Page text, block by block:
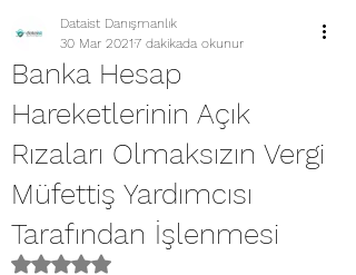
Banka Hesap
Hareketlerinin Açık
Rızaları Olmaksızın Vergi
Müfettiş Yardımcısı
Tarafından İşlenmesi
Dataist Danışmanlık
30 Mar 20217 dakikada okunur
5 üzerinden NaN yıldız